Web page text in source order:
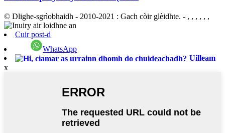
© Dlighe-sgrìobhaidh - 2010-2021 : Gach còir glèidhte. - , , , , , ,
Cuir post-d
WhatsApp
Uilleam
x